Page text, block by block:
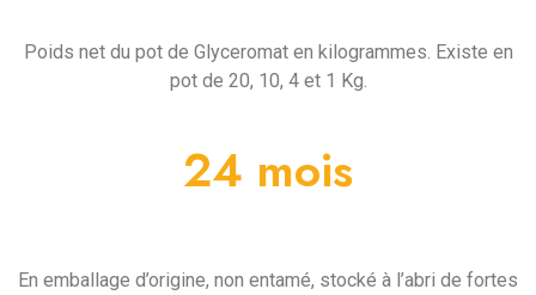
Poids net du pot de Glyceromat en kilogrammes. Existe en
pot de 20, 10, 4 et 1 Kg.
24 mois
En emballage d’origine, non entamé, stocké à l’abri de fortes